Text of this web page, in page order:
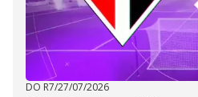
DO R7/27/07/2026